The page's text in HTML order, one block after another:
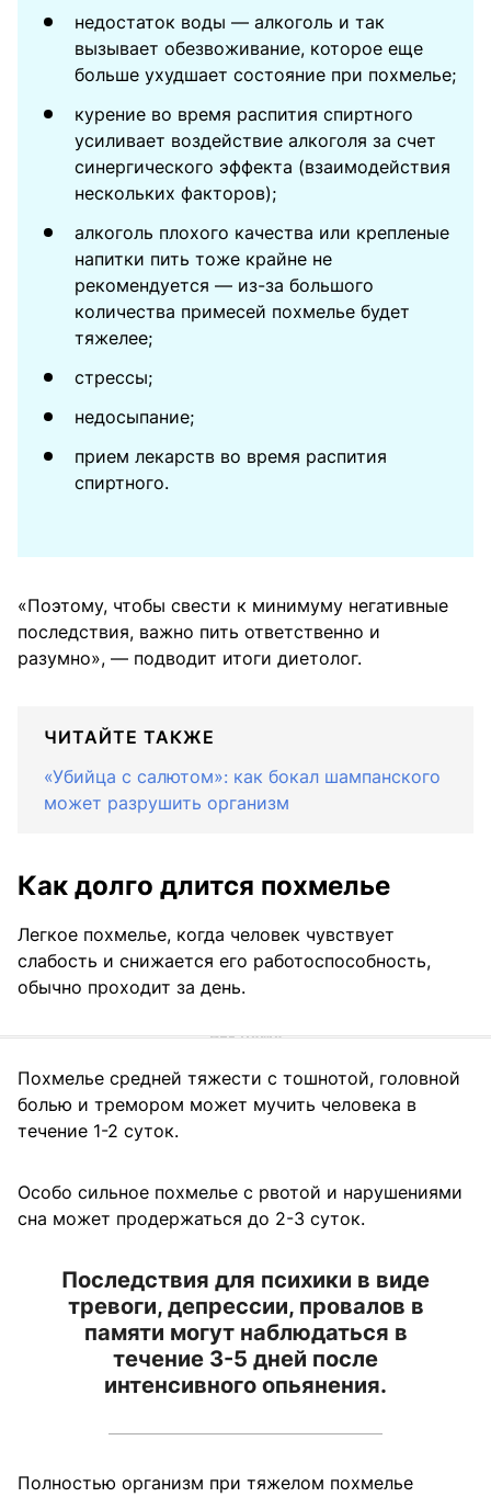
недостаток воды — алкоголь и так
вызывает обезвоживание, которое еще
больше ухудшает состояние при похмелье;
курение во время распития спиртного
усиливает воздействие алкоголя за счет
синергического эффекта (взаимодействия
нескольких факторов);
алкоголь плохого качества или крепленые
напитки пить тоже крайне не
рекомендуется — из-за большого
количества примесей похмелье будет
тяжелее;
стрессы;
недосыпание;
прием лекарств во время распития
спиртного.
«Поэтому, чтобы свести к минимуму негативные
последствия, важно пить ответственно и
разумно», — подводит итоги диетолог.
ЧИТАЙТЕ ТАКЖЕ
«Убийца с салютом»: как бокал шампанского
может разрушить организм
Как долго длится похмелье
Легкое похмелье, когда человек чувствует
слабость и снижается его работоспособность,
обычно проходит за день.
Похмелье средней тяжести с тошнотой, головной
болью и тремором может мучить человека в
течение 1-2 суток.
Особо сильное похмелье с рвотой и нарушениями
сна может продержаться до 2-3 суток.
Последствия для психики в виде
тревоги, депрессии, провалов в
памяти могут наблюдаться в
течение 3-5 дней после
интенсивного опьянения.
Полностью организм при тяжелом похмелье